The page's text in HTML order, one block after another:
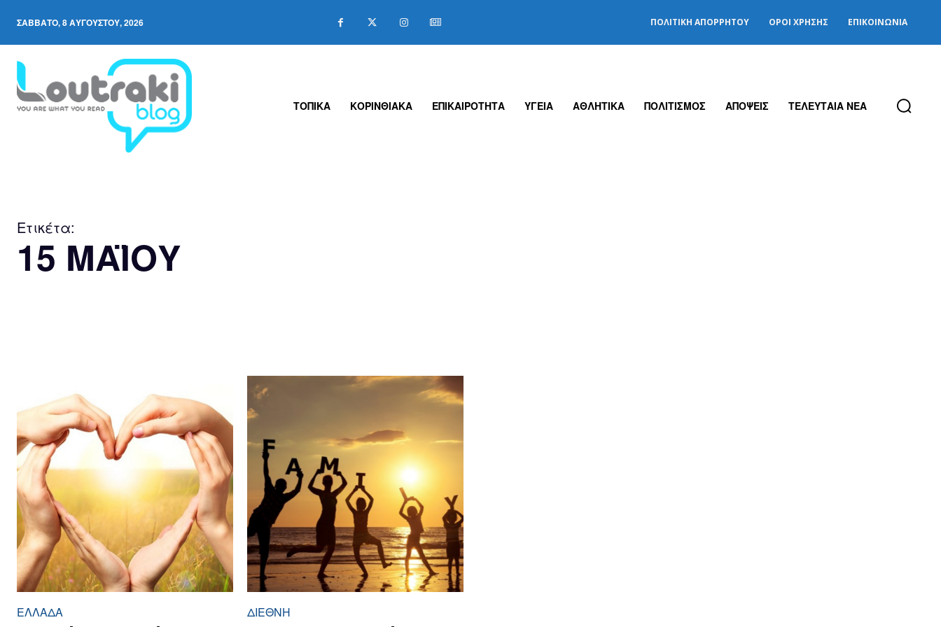
ΣΆΒΒΑΤΟ, 8 ΑΥΓΟΎΣΤΟΥ, 2026 ΠΟΛΙΤΙΚΉ ΑΠΟΡΡΉΤΟΥ ΌΡΟΙ ΧΡΉΣΗΣ ΕΠΙΚΟΙΝΩΝΊΑ
ΤΟΠΙΚΑ ΚΟΡΙΝΘΙΑΚΑ ΕΠΙΚΑΙΡΟΤΗΤΑ ΥΓΕΙΑ ΑΘΛΗΤΙΚΑ ΠΟΛΙΤΙΣΜΟΣ ΑΠΟΨΕΙΣ ΤΕΛΕΥΤΑΙΑ ΝΕΑ
Ετικέτα:
15 ΜΑΪΟΥ
ΕΛΛΆΔΑ ΔΙΕΘΝΉ